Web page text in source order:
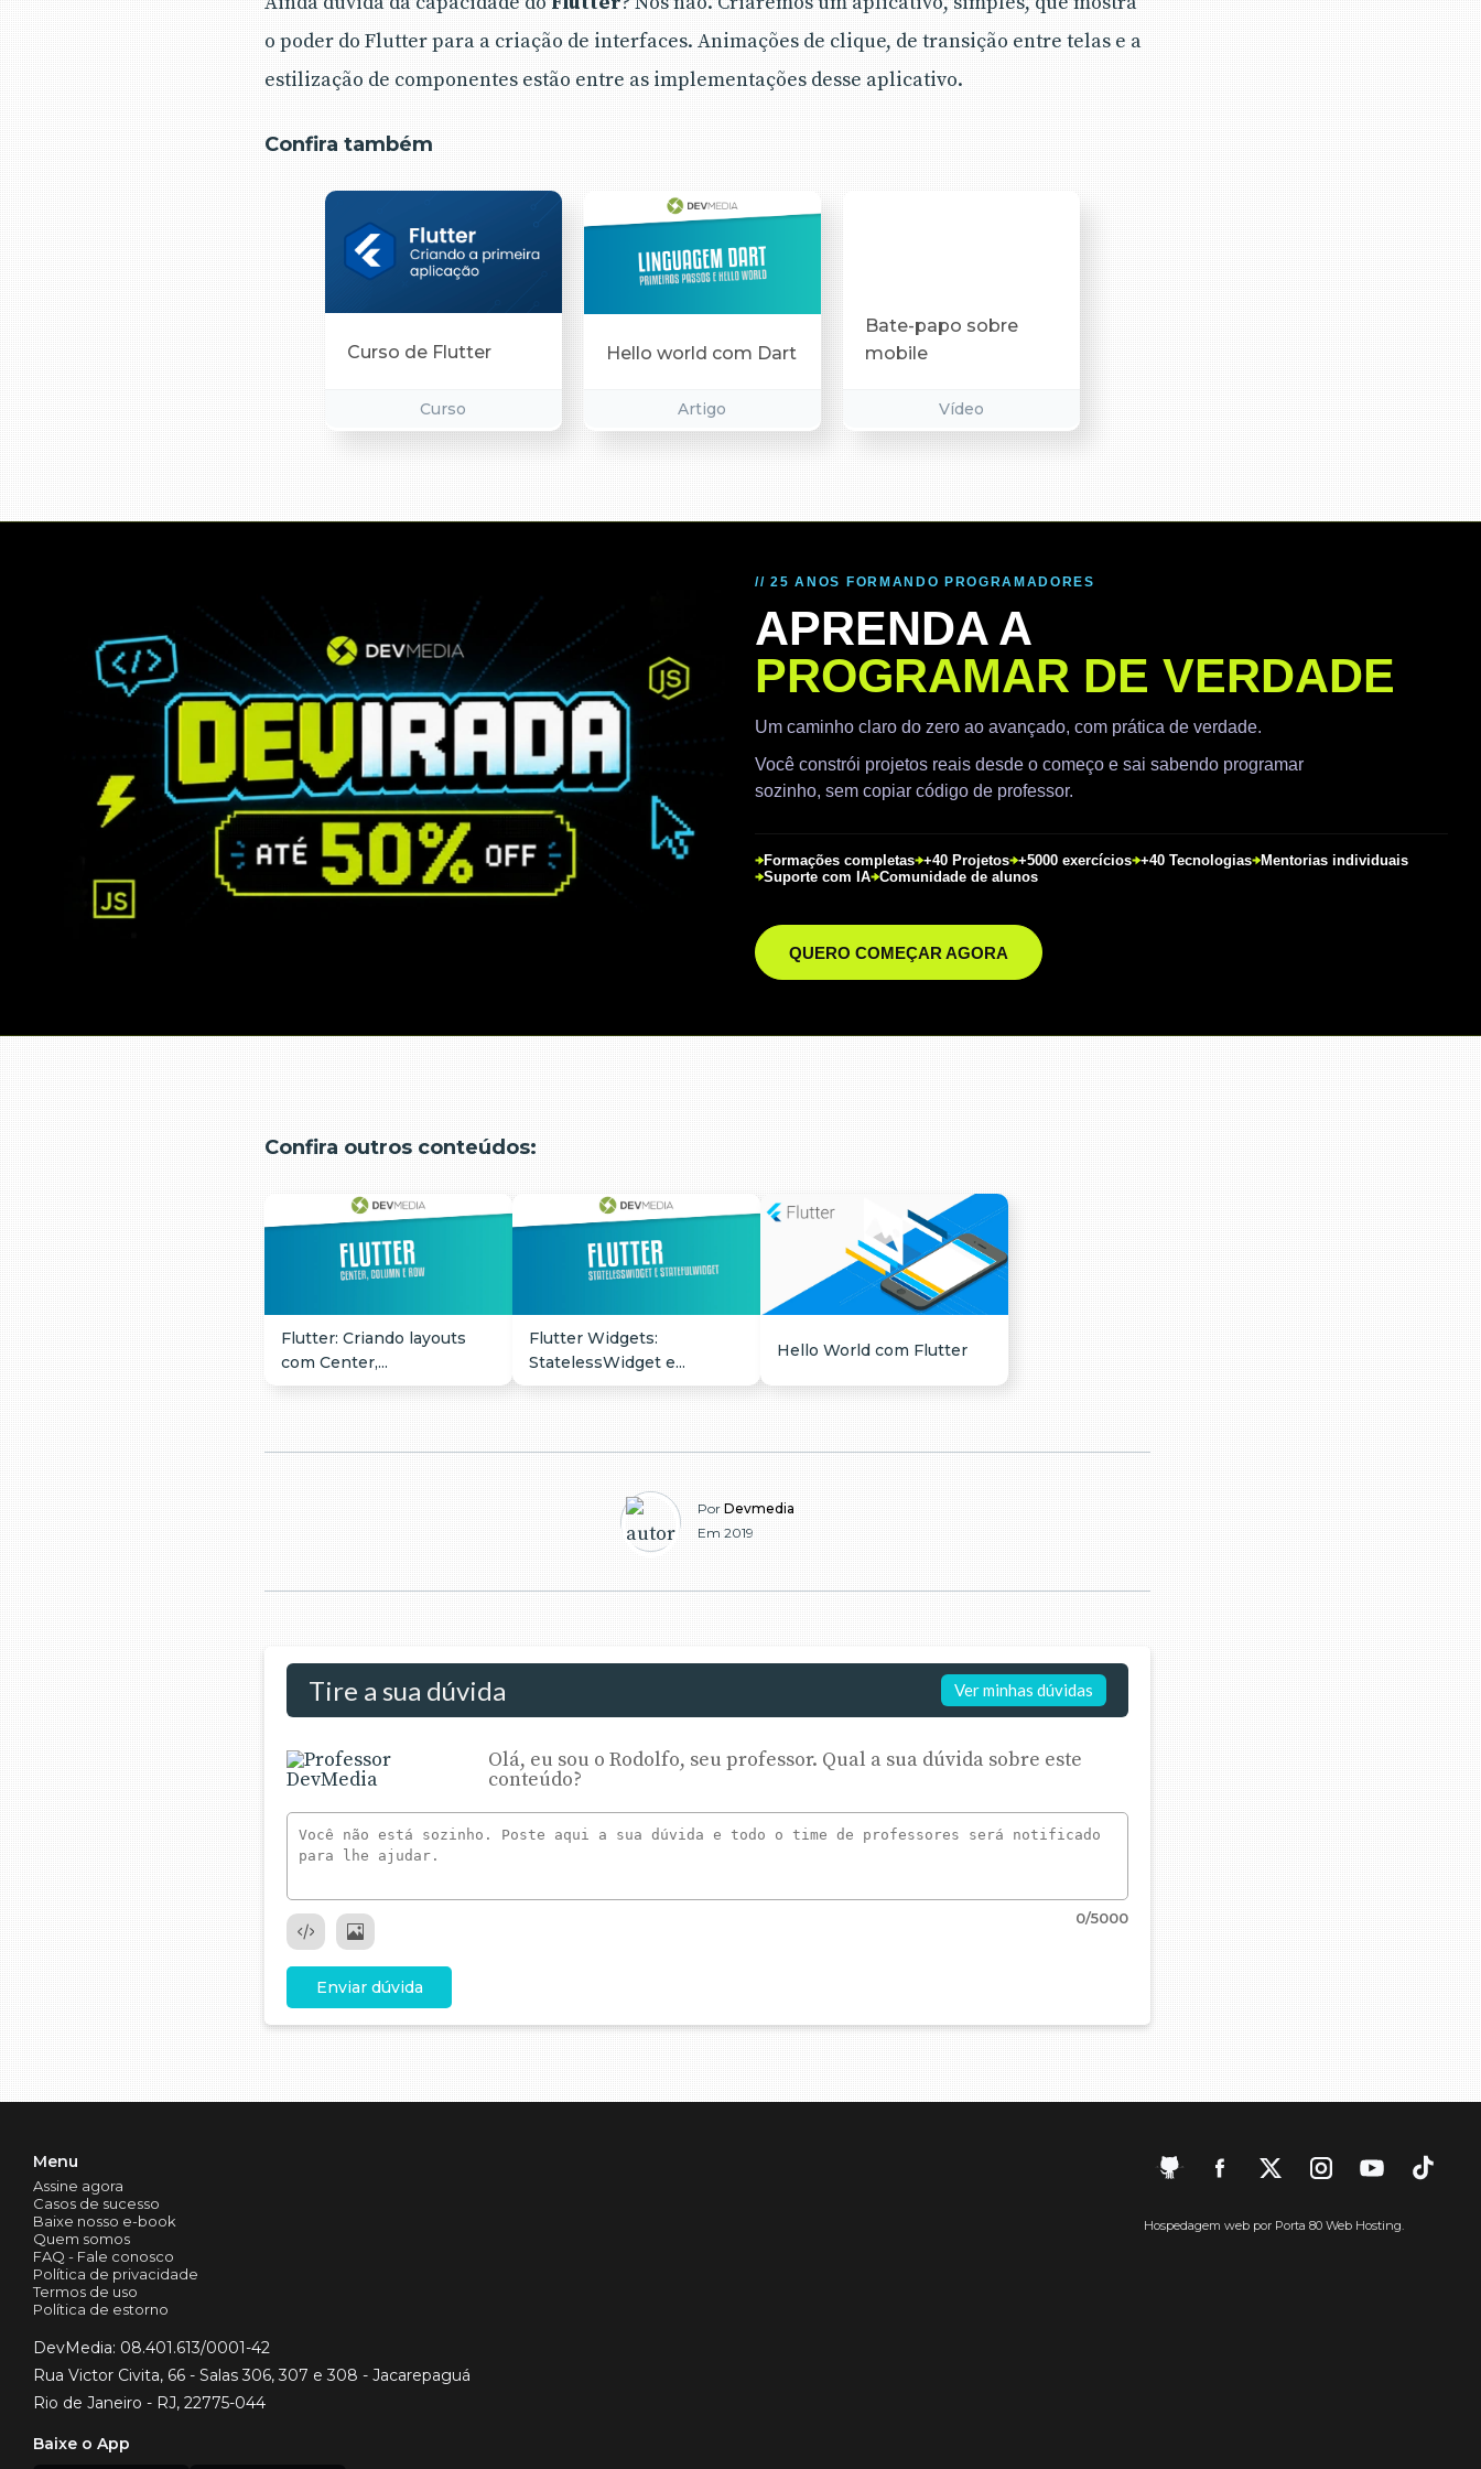
o poder do Flutter para a criação de interfaces. Animações de clique, de transição entre telas e a
estilização de componentes estão entre as implementações desse aplicativo.
Confira também
Curso de Flutter
Curso
Hello world com Dart
Artigo
Bate-papo sobre
mobile
Vídeo
// 25 ANOS FORMANDO PROGRAMADORES
APRENDA A
PROGRAMAR DE VERDADE
Um caminho claro do zero ao avançado, com prática de verdade.
Você constrói projetos reais desde o começo e sai sabendo programar
sozinho, sem copiar código de professor.
Formações completas +40 Projetos +5000 exercícios +40 Tecnologias
Mentorias individuais
Suporte com IA Comunidade de alunos
QUERO COMEÇAR AGORA
Confira outros conteúdos:
Flutter: Criando layouts
com Center,...
Flutter Widgets:
StatelessWidget e...
Hello World com Flutter
Por Devmedia
Em 2019
Tire a sua dúvida Ver minhas dúvidas
Olá, eu sou o Rodolfo, seu professor. Qual a sua dúvida sobre este
conteúdo?
0/5000
Enviar dúvida
Menu
Assine agora
Casos de sucesso
Baixe nosso e-book
Quem somos
FAQ - Fale conosco
Política de privacidade
Termos de uso
Política de estorno
DevMedia: 08.401.613/0001-42
Rua Victor Civita, 66 - Salas 306, 307 e 308 - Jacarepaguá
Rio de Janeiro - RJ, 22775-044
Baixe o App
Hospedagem web por Porta 80 Web Hosting.